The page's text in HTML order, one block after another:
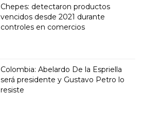
Chepes: detectaron productos
vencidos desde 2021 durante
controles en comercios
Colombia: Abelardo De la Espriella
será presidente y Gustavo Petro lo
resiste